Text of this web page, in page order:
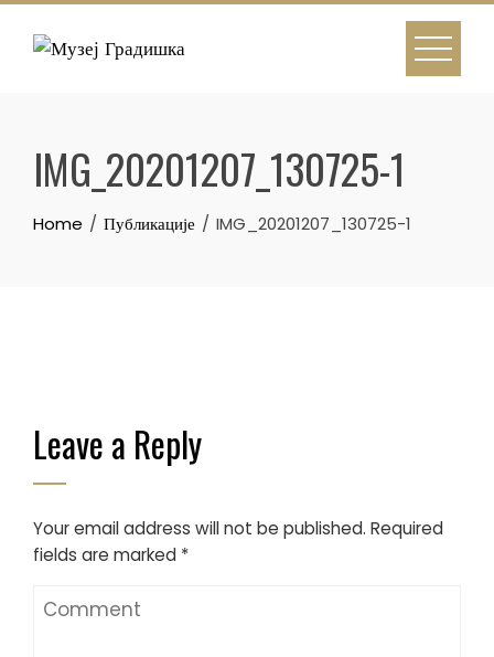
Skip
IMG_20201207_130725-1
Home Публикације IMG_20201207_130725-1
Leave a Reply
Your email address will not be published. Required
fields are marked *